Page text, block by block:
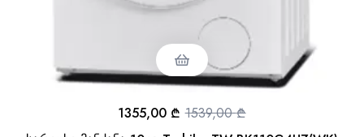
1539,00₾
1355,00 ₾